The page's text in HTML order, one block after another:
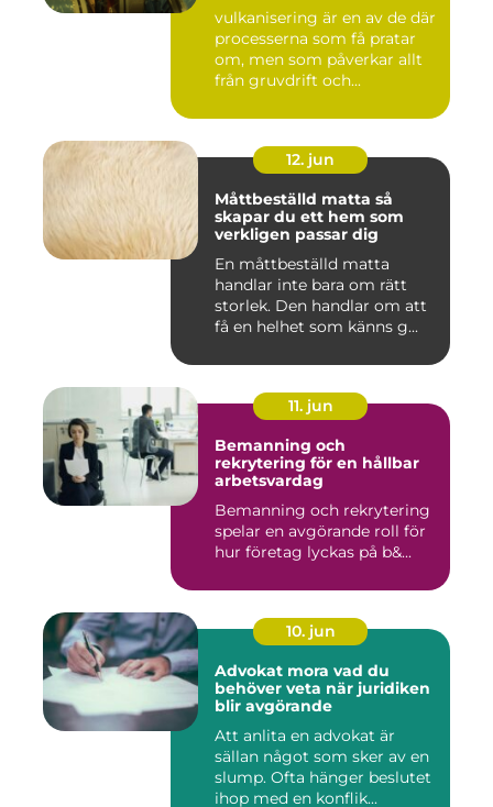
vulkanisering är en av de där
processerna som få pratar
om, men som påverkar allt
från gruvdrift och...
12. jun
Måttbeställd matta så
skapar du ett hem som
verkligen passar dig
En måttbeställd matta
handlar inte bara om rätt
storlek. Den handlar om att
få en helhet som känns g...
11. jun
Bemanning och
rekrytering för en hållbar
arbetsvardag
Bemanning och rekrytering
spelar en avgörande roll för
hur företag lyckas på b&...
10. jun
Advokat mora vad du
behöver veta när juridiken
blir avgörande
Att anlita en advokat är
sällan något som sker av en
slump. Ofta hänger beslutet
ihop med en konflik...